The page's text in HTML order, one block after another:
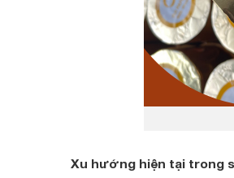
Xu hướng hiện tại trong